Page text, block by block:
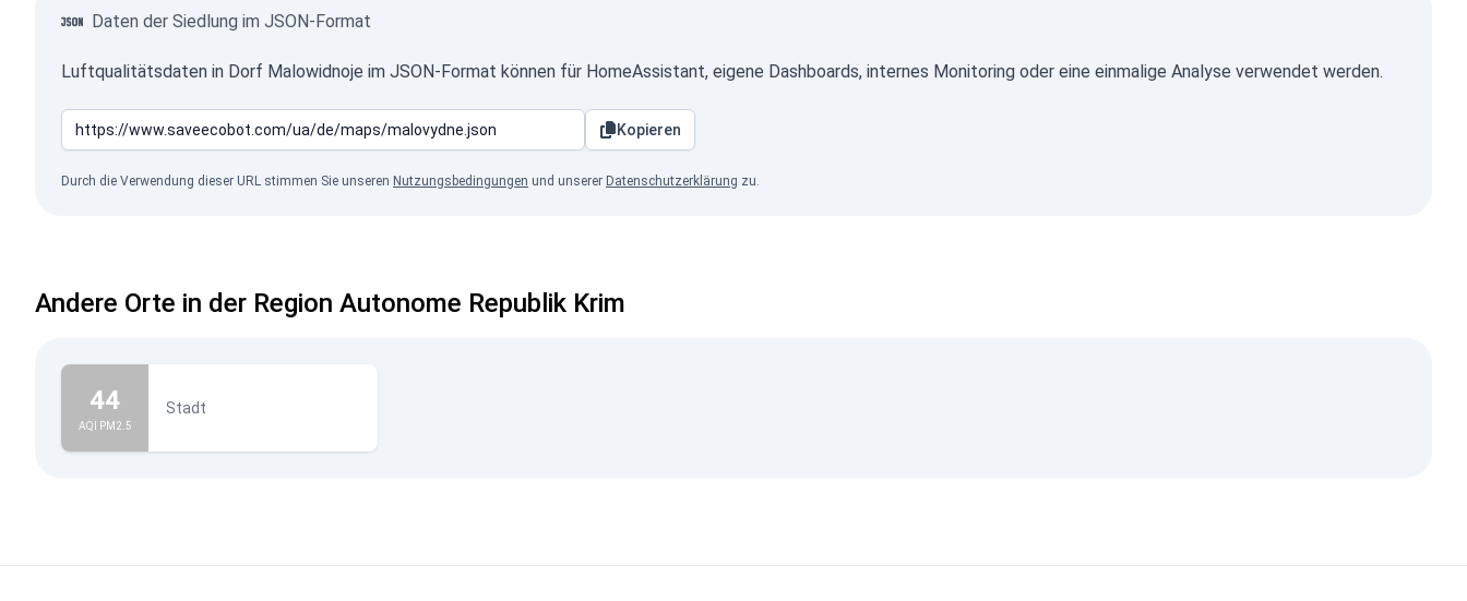
Daten der Siedlung im JSON-Format
Luftqualitätsdaten in Dorf Malowidnoje im JSON-Format können für HomeAssistant, eigene Dashboards, internes Monitoring oder eine einmalige Analyse verwendet werden.
Kopieren
Durch die Verwendung dieser URL stimmen Sie unseren Nutzungsbedingungen und unserer Datenschutzerklärung zu.
Andere Orte in der Region Autonome Republik Krim
44
AQI PM2.5
Stadt